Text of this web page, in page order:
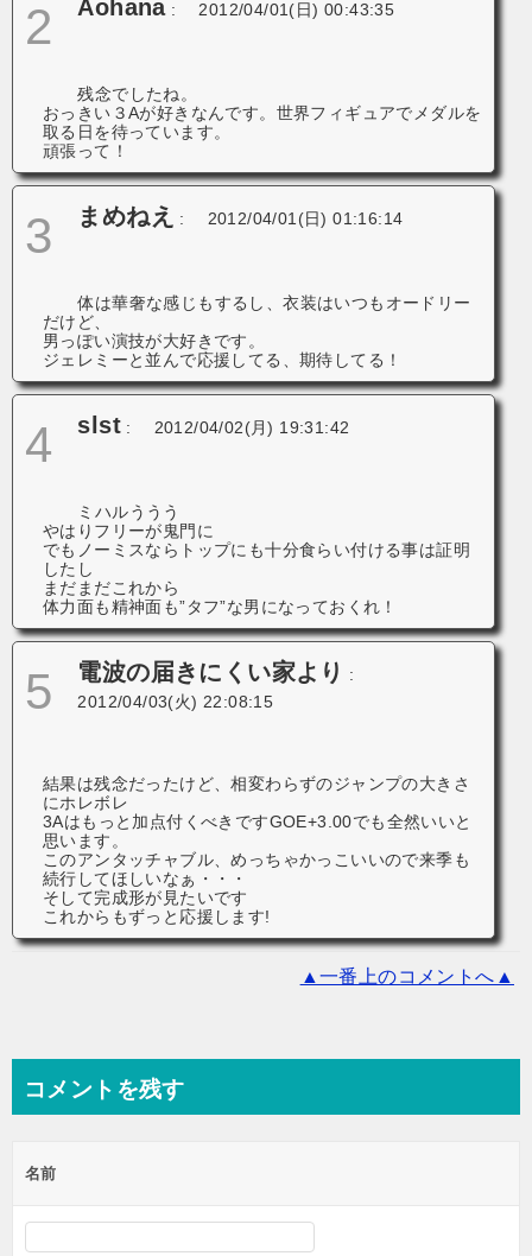
2 Aohana: 2012/04/01(日) 00:43:35
残念でしたね。
おっきい３Aが好きなんです。世界フィギュアでメダルを
取る日を待っています。
頑張って！
3 まめねえ : 2012/04/01(日) 01:16:14
体は華奢な感じもするし、衣装はいつもオードリー
だけど、
男っぽい演技が大好きです。
ジェレミーと並んで応援してる、期待してる！
4 slst : 2012/04/02(月) 19:31:42
ミハルううう
やはりフリーが鬼門に
でもノーミスならトップにも十分食らい付ける事は証明
したし
まだまだこれから
体力面も精神面も”タフ”な男になっておくれ！
5 電波の届きにくい家より
:
2012/04/03(火) 22:08:15
結果は残念だったけど、相変わらずのジャンプの大きさ
にホレボレ
3Aはもっと加点付くべきですGOE+3.00でも全然いいと
思います。
このアンタッチャブル、めっちゃかっこいいので来季も
続行してほしいなぁ・・・
そして完成形が見たいです
これからもずっと応援します!
▲一番上のコメントへ▲
コメントを残す
名前